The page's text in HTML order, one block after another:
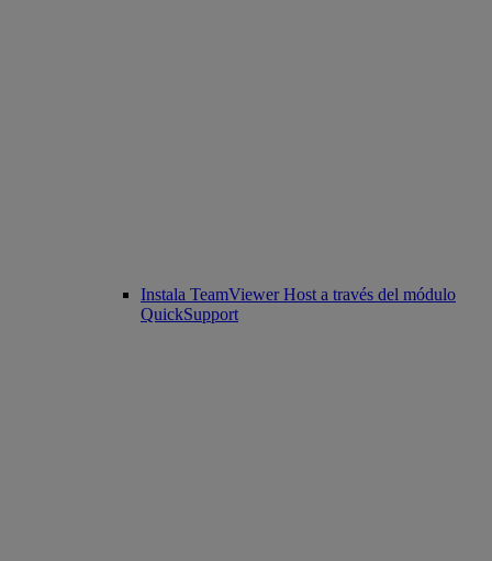
Instala TeamViewer Host a través del módulo
QuickSupport